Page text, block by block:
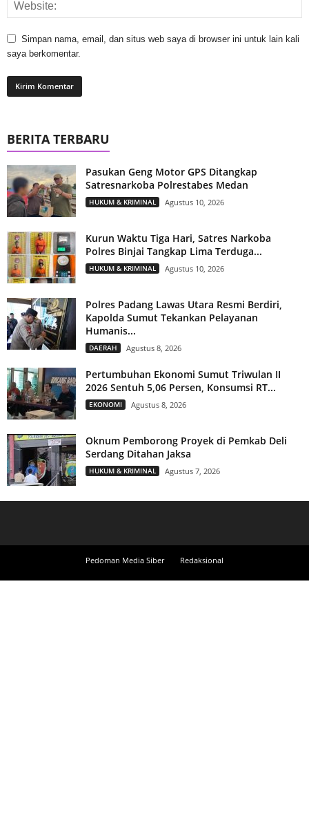
Simpan nama, email, dan situs web saya di browser ini untuk lain kali
saya berkomentar.
BERITA TERBARU
Pasukan Geng Motor GPS Ditangkap
Satresnarkoba Polrestabes Medan
HUKUM & KRIMINAL Agustus 10, 2026
Kurun Waktu Tiga Hari, Satres Narkoba
Polres Binjai Tangkap Lima Terduga...
HUKUM & KRIMINAL Agustus 10, 2026
Polres Padang Lawas Utara Resmi Berdiri,
Kapolda Sumut Tekankan Pelayanan
Humanis...
DAERAH Agustus 8, 2026
Pertumbuhan Ekonomi Sumut Triwulan II
2026 Sentuh 5,06 Persen, Konsumsi RT...
EKONOMI Agustus 8, 2026
Oknum Pemborong Proyek di Pemkab Deli
Serdang Ditahan Jaksa
HUKUM & KRIMINAL Agustus 7, 2026
Pedoman Media Siber Redaksional